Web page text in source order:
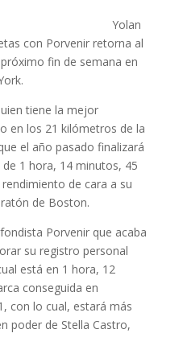
Yolan
con Porvenir retorna al
fin de semana en
tiene la mejor
en los 21 kilómetros de la
el año pasado finalizará
1 hora, 14 minutos, 45
de cara a su
de Boston.
Porvenir que acaba
su registro personal
está en 1 hora, 12
conseguida en
con lo cual, estará más
poder de Stella Castro,